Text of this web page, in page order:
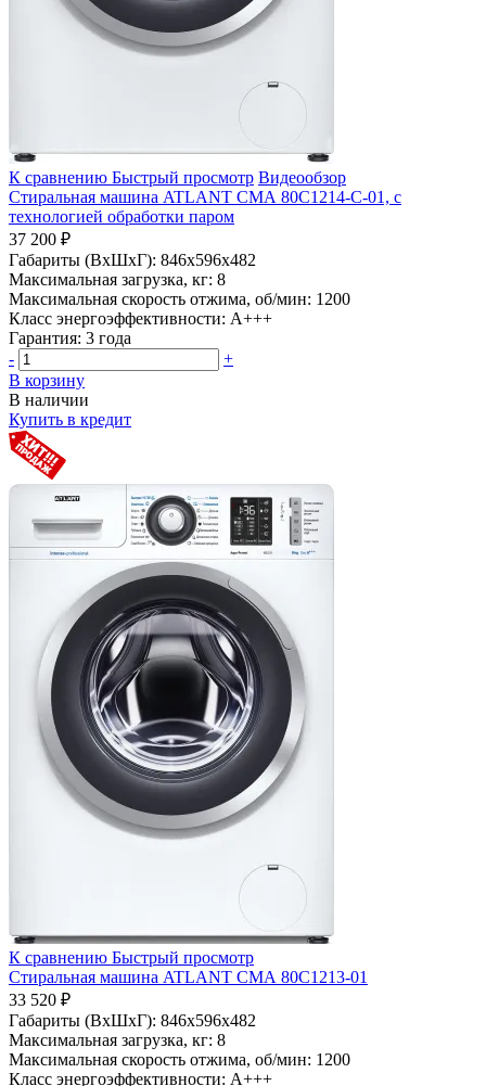
К сравнению Быстрый просмотр Видеообзор
Стиральная машина ATLANT СМА 80С1214-С-01, с
технологией обработки паром
37 200 ₽
Габариты (ВхШхГ): 846x596x482
Максимальная загрузка, кг: 8
Максимальная скорость отжима, об/мин: 1200
Класс энергоэффективности: A+++
Гарантия: 3 года
-
+
В корзину
В наличии
Купить в кредит
К сравнению Быстрый просмотр
Стиральная машина ATLANT СМА 80С1213-01
33 520 ₽
Габариты (ВхШхГ): 846x596x482
Максимальная загрузка, кг: 8
Максимальная скорость отжима, об/мин: 1200
Класс энергоэффективности: A+++